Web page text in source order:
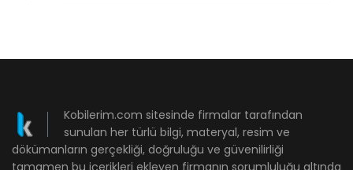
Kobilerim.com sitesinde firmalar tarafından
sunulan her türlü bilgi, materyal, resim ve
dökümanların gerçekliği, doğruluğu ve güvenilirliği